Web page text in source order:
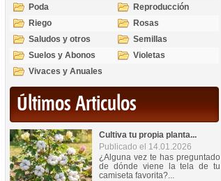
Poda
Reproducción
Riego
Rosas
Saludos y otros
temas
Semillas
Suelos y Abonos
Violetas
Vivaces y Anuales
Últimos Articulos
Cultiva tu propia planta...
Publicado el 14.01.2026
¿Alguna vez te has preguntado
de dónde viene la tela de tu
camiseta favorita?...